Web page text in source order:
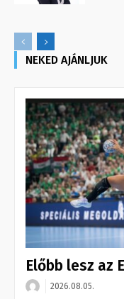
NEKED AJÁNLJUK
Előbb lesz az
2026.08.05.